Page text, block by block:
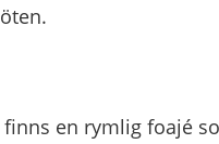
en rymlig foajé